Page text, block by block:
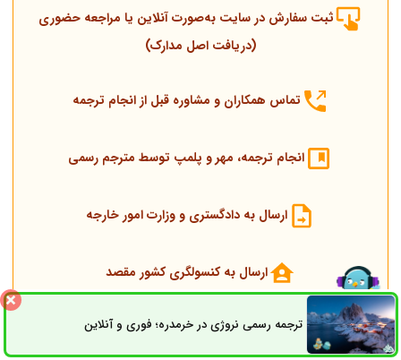
ثبت سفارش در سایت به‌صورت آنلاین یا مراجعه حضوری
(دریافت اصل مدارک)
تماس همکاران و مشاوره قبل از انجام ترجمه
انجام ترجمه، مهر و پلمپ توسط مترجم رسمی
ارسال به دادگستری و وزارت امور خارجه
ارسال به کنسولگری کشور مقصد
تحویل مدارک اصلی و ترجمه
ترجمه رسمی نروژی در خرمدره؛ فوری و آنلاینثبت سفارش راه های ارتباطی